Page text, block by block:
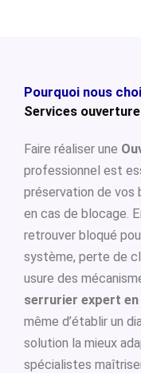
Pourquoi nous
Services
Faire réaliser une
professionnel est
préservation de vos
en cas de blocage.
retrouver bloqué
système, perte de
usure des
serrurier expert
même d’établir un
solution la mieux
spécialistes